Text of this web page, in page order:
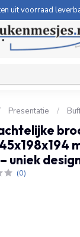
uit voorraad
Presentatie /
uniek
(0)